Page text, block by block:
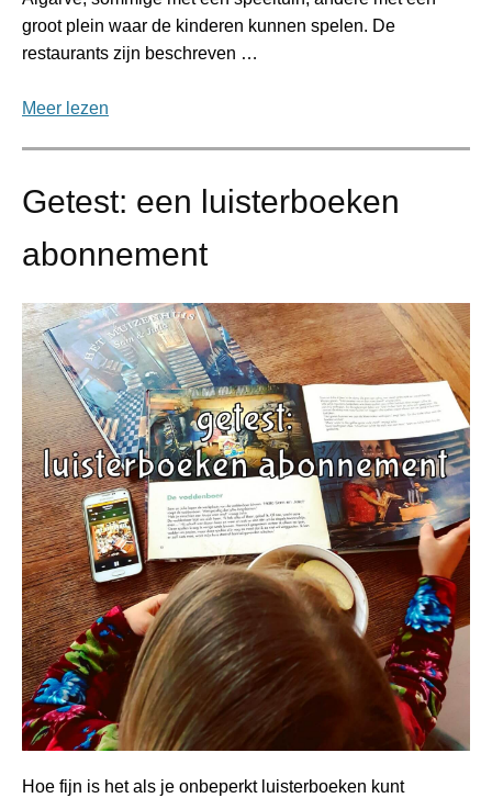
groot plein waar de kinderen kunnen spelen. De
restaurants zijn beschreven …
Meer lezen
Getest: een luisterboeken
abonnement
Hoe fijn is het als je onbeperkt luisterboeken kunt